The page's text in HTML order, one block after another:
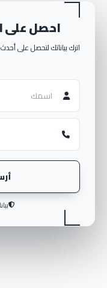
احصل على
اترك بياناتك لتحصل على